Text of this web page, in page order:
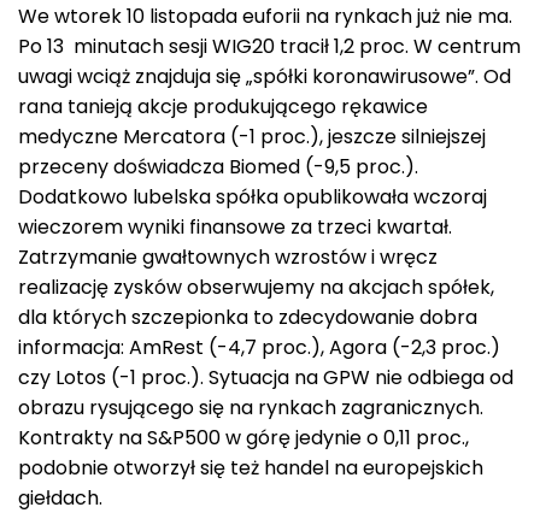
We wtorek 10 listopada euforii na rynkach już nie ma.
Po 13 minutach sesji WIG20 tracił 1,2 proc. W centrum
uwagi wciąż znajduja się „spółki koronawirusowe”. Od
rana tanieją akcje produkującego rękawice
medyczne Mercatora (-1 proc.), jeszcze silniejszej
przeceny doświadcza Biomed (-9,5 proc.).
Dodatkowo lubelska spółka opublikowała wczoraj
wieczorem wyniki finansowe za trzeci kwartał.
Zatrzymanie gwałtownych wzrostów i wręcz
realizację zysków obserwujemy na akcjach spółek,
dla których szczepionka to zdecydowanie dobra
informacja: AmRest (-4,7 proc.), Agora (-2,3 proc.)
czy Lotos (-1 proc.). Sytuacja na GPW nie odbiega od
obrazu rysującego się na rynkach zagranicznych.
Kontrakty na S&P500 w górę jedynie o 0,11 proc.,
podobnie otworzył się też handel na europejskich
giełdach.